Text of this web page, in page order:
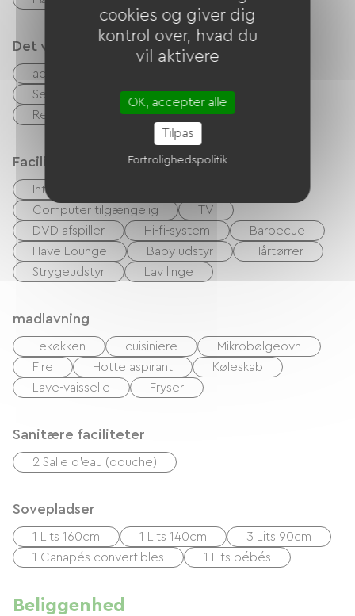
Det vi er gode til
accepterede dyr
Sengelinned og håndklæder inkluderet
Rengøring med tillæg
Cykeludlejning
Faciliteter
Internetadgang via kabel
Computer tilgængelig
TV
DVD afspiller
Hi-fi-system
Barbecue
Have Lounge
Baby udstyr
Hårtørrer
Strygeudstyr
Lav linge
madlavning
Tekøkken cuisiniere
Mikrobølgeovn
Fire
Hotte aspirant
Køleskab
Lave-vaisselle
Fryser
Sanitære faciliteter
2 Salle d'eau (douche)
Sovepladser
1 Lits 160cm 1 Lits 140cm
3 Lits 90cm
1 Canapés convertibles
1 Lits bébés
Beliggenhed
cookies og giver dig
kontrol over, hvad du
vil aktivere
OK, accepter alle
Tilpas
Fortrolighedspolitik